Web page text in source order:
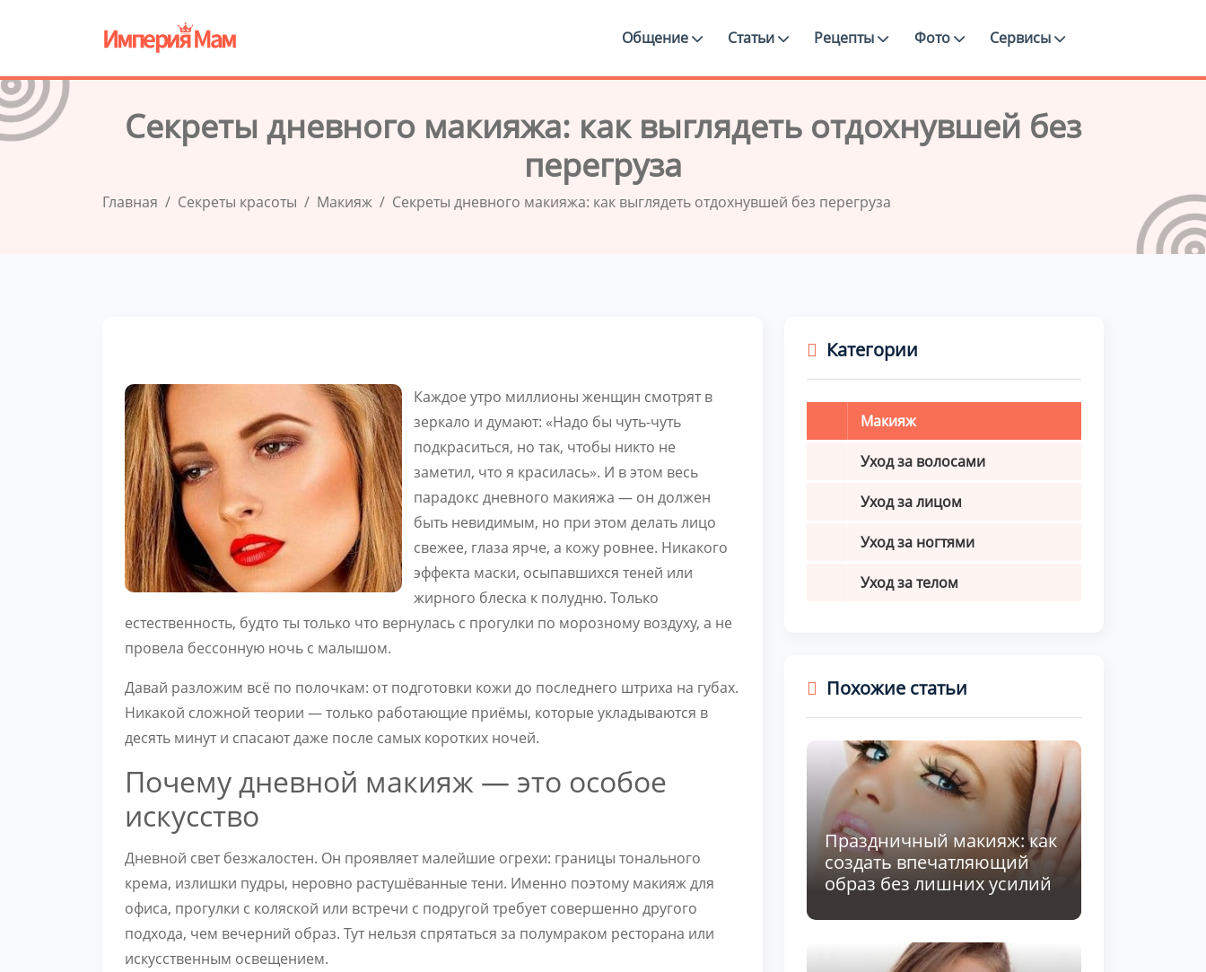
Общение Статьи Рецепты Фото Сервисы
Секреты дневного макияжа: как выглядеть отдохнувшей без
перегруза
Главная Секреты красоты Макияж Секреты дневного макияжа: как выглядеть отдохнувшей без перегруза
Каждое утро миллионы женщин смотрят в
зеркало и думают: «Надо бы чуть-чуть
подкраситься, но так, чтобы никто не
заметил, что я красилась». И в этом весь
парадокс дневного макияжа — он должен
быть невидимым, но при этом делать лицо
свежее, глаза ярче, а кожу ровнее. Никакого
эффекта маски, осыпавшихся теней или
жирного блеска к полудню. Только
естественность, будто ты только что вернулась с прогулки по морозному воздуху, а не
провела бессонную ночь с малышом.
Давай разложим всё по полочкам: от подготовки кожи до последнего штриха на губах.
Никакой сложной теории — только работающие приёмы, которые укладываются в
десять минут и спасают даже после самых коротких ночей.
Почему дневной макияж — это особое
искусство
Дневной свет безжалостен. Он проявляет малейшие огрехи: границы тонального
крема, излишки пудры, неровно растушёванные тени. Именно поэтому макияж для
офиса, прогулки с коляской или встречи с подругой требует совершенно другого
подхода, чем вечерний образ. Тут нельзя спрятаться за полумраком ресторана или
искусственным освещением.
Категории
Макияж
Уход за волосами
Уход за лицом
Уход за ногтями
Уход за телом
Похожие статьи
Праздничный макияж: как
создать впечатляющий
образ без лишних усилий